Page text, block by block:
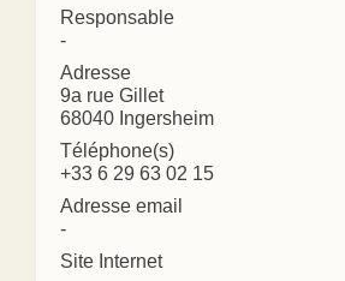
Responsable
-
Adresse
9a rue Gillet
68040 Ingersheim
Téléphone(s)
+33 6 29 63 02 15
Adresse email
-
Site Internet